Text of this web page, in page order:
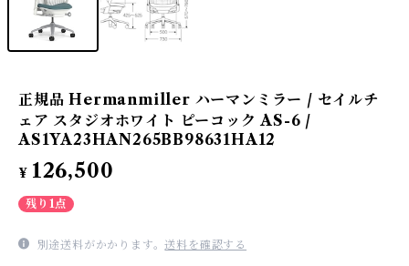
正規品 Hermanmiller ハーマンミラー / セイルチ
ェア スタジオホワイト ピーコック AS-6 /
AS1YA23HAN265BB98631HA12
¥ 126,500
残り1点
別途送料がかかります。送料を確認する